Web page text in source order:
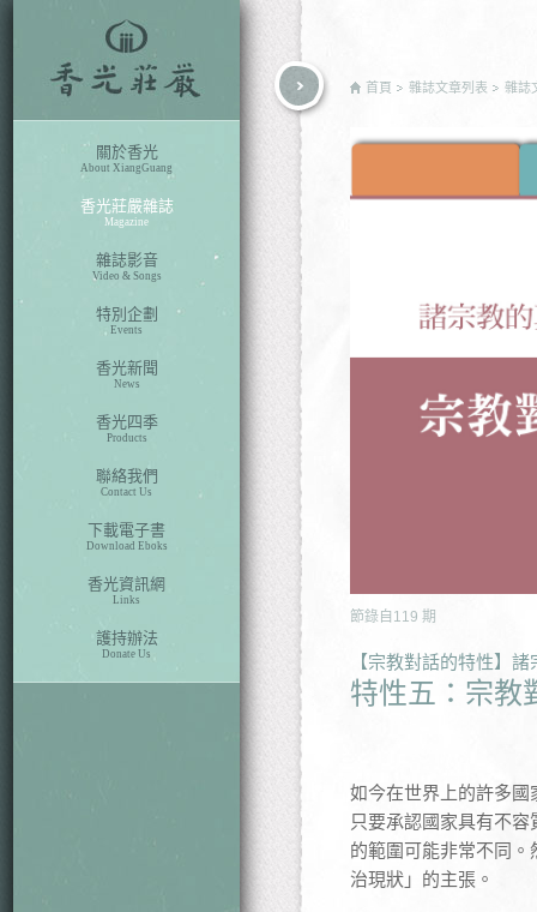
關於香光
About XiangGuang
香光莊嚴雜誌
Magazine
雜誌影音
Video & Songs
特別企劃
Events
香光新聞
News
香光四季
Products
聯絡我們
Contact Us
下載電子書
Download Eboks
香光資訊網
Links
護持辦法
Donate Us
首頁 雜誌文章列表 雜誌
節錄自 119 期
【宗教對話的特性】
特性五：宗教
如今在世界上的許多
只要承認國家具有不
的範圍可能非常不同
治現狀」的主張。